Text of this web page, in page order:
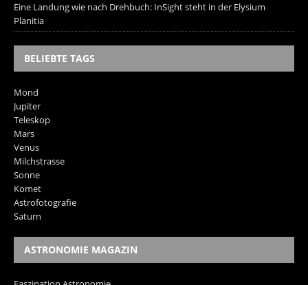
Eine Landung wie nach Drehbuch: InSight steht in der Elysium
Planitia
BELIEBTE TAGS
Mond
Jupiter
Teleskop
Mars
Venus
Milchstrasse
Sonne
Komet
Astrofotografie
Saturn
ASTRONOMIE MAGAZIN